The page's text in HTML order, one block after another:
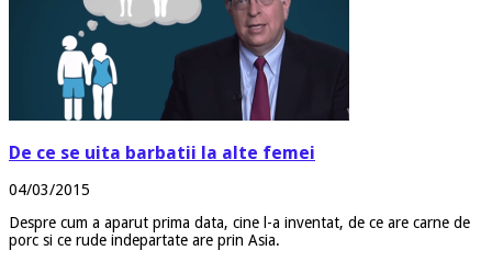
De ce se uita barbatii la alte femei
04/03/2015
Despre cum a aparut prima data, cine l-a inventat, de ce are carne de
porc si ce rude indepartate are prin Asia.